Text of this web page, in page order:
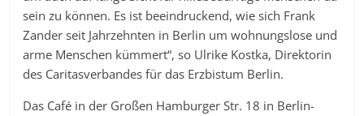
sein zu können. Es ist beeindruckend, wie sich Frank
Zander seit Jahrzehnten in Berlin um wohnungslose und
arme Menschen kümmert“, so Ulrike Kostka, Direktorin
des Caritasverbandes für das Erzbistum Berlin.
Das Café in der Großen Hamburger Str. 18 in Berlin-